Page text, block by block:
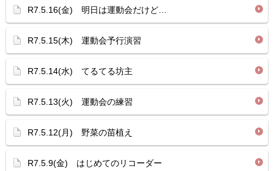
R7.5.16(金) 明日は運動会だけど…
R7.5.15(木) 運動会予行演習
R7.5.14(水) てるてる坊主
R7.5.13(火) 運動会の練習
R7.5.12(月) 野菜の苗植え
R7.5.9(金) はじめてのリコーダー